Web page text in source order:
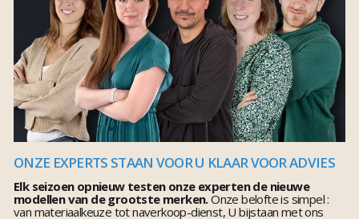
ONZE EXPERTS STAAN VOOR U KLAAR VOOR ADVIES
Elk seizoen opnieuw testen onze experten de nieuwe
modellen van de grootste merken.Onze belofte is simpel :
van materiaalkeuze tot naverkoop-dienst, U bijstaan met ons